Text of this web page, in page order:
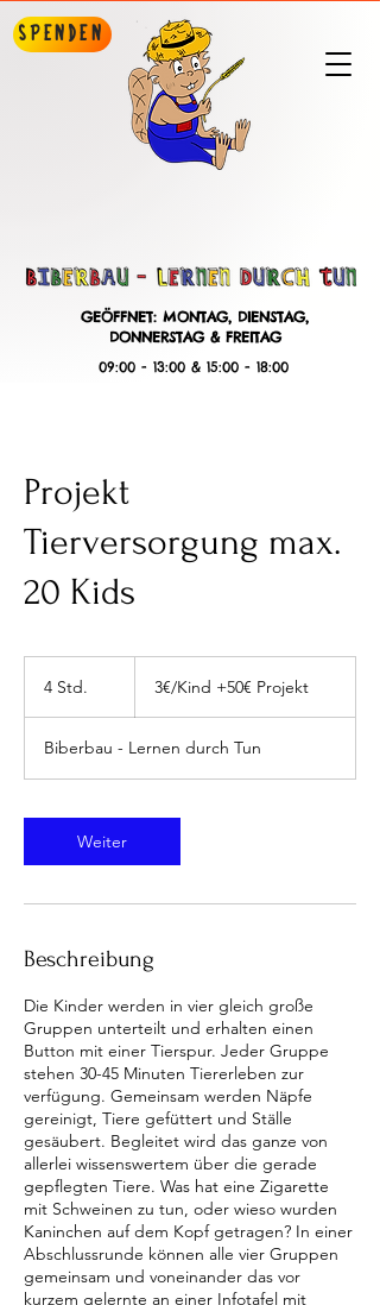
Spenden
GEÖFFNET: MONTAG, DIENSTAG,
DONNERSTAG & FREITAG
09:00 - 13:00 & 15:00 - 18:00
Projekt
Tierversorgung max.
20 Kids
4 Std.
d
.
Projekt
3€/Kind +50€ Projekt
Biberbau - Lernen durch Tun
Weiter
Beschreibung
Die Kinder werden in vier gleich große
Gruppen unterteilt und erhalten einen
Button mit einer Tierspur. Jeder Gruppe
stehen 30-45 Minuten Tiererleben zur
verfügung. Gemeinsam werden Näpfe
gereinigt, Tiere gefüttert und Ställe
gesäubert. Begleitet wird das ganze von
allerlei wissenswertem über die gerade
gepflegten Tiere. Was hat eine Zigarette
mit Schweinen zu tun, oder wieso wurden
Kaninchen auf dem Kopf getragen? In einer
Abschlussrunde können alle vier Gruppen
gemeinsam und voneinander das vor
kurzem gelernte an einer Infotafel mit